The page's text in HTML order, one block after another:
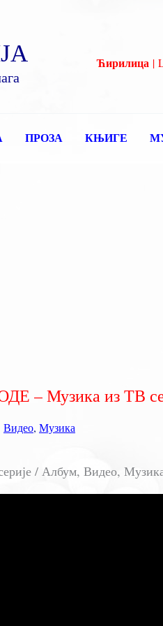
Ћирилица |
ПРОЗА КЊИГЕ
– Музика из ТВ
Видео, Музика
/ Албум, Видео,